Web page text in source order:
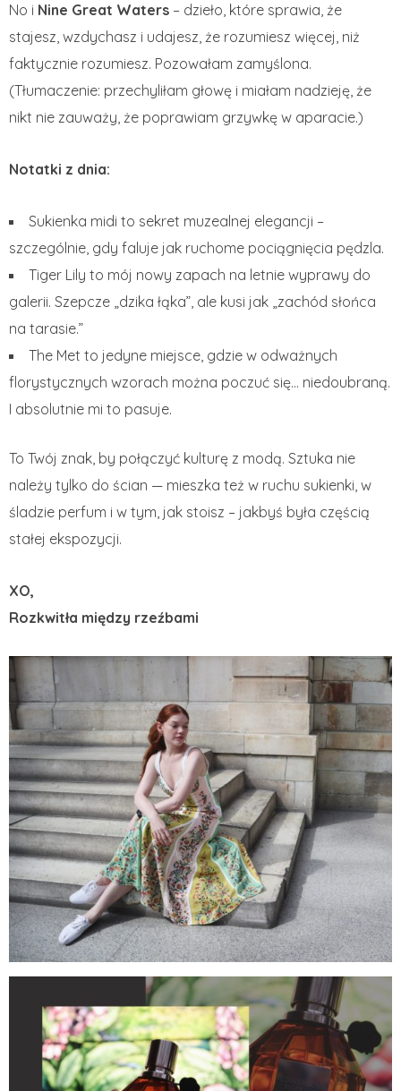
No i Nine Great Waters – dzieło, które sprawia, że
stajesz, wzdychasz i udajesz, że rozumiesz więcej, niż
faktycznie rozumiesz. Pozowałam zamyślona.
(Tłumaczenie: przechyliłam głowę i miałam nadzieję, że
nikt nie zauważy, że poprawiam grzywkę w aparacie.)
Notatki z dnia:
Sukienka midi to sekret muzealnej elegancji –
szczególnie, gdy faluje jak ruchome pociągnięcia pędzla.
Tiger Lily to mój nowy zapach na letnie wyprawy do
galerii. Szepcze „dzika łąka”, ale kusi jak „zachód słońca
na tarasie.”
The Met to jedyne miejsce, gdzie w odważnych
florystycznych wzorach można poczuć się… niedoubraną.
I absolutnie mi to pasuje.
To Twój znak, by połączyć kulturę z modą. Sztuka nie
należy tylko do ścian — mieszka też w ruchu sukienki, w
śladzie perfum i w tym, jak stoisz – jakbyś była częścią
stałej ekspozycji.
XO,
Rozkwitła między rzeźbami